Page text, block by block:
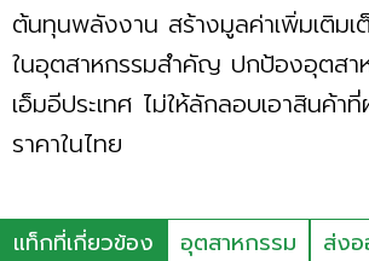
ต้นทุนพลังงาน สร้างมูลค่าเพิ่มเติม
ในอุตสาหกรรมสำคัญ ปกป้องอุตสา
เอ็มอีประเทศ ไม่ให้ลักลอบเอาสินค้า
ราคาในไทย
แท็กที่เกี่ยวข้อง อุตสาหกรรม ส่ง